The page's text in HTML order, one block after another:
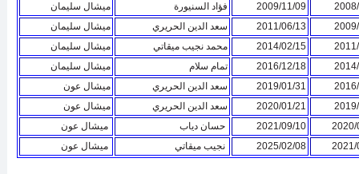
2009/11/09 فؤاد السنيورة
ميشال سليمان
2011/06/13 سعد الدين الحريري
ميشال سليمان
2014/02/15 محمد نجيب ميقاتي
ميشال سليمان
2016/12/18 تمام سلام
ميشال سليمان
2019/01/31 سعد الدين الحريري
ميشال عون
2020/01/21 سعد الدين الحريري
ميشال عون
2021/09/10
حسان دياب
ميشال عون
2025/02/08
نجيب ميقاتي ميشال عون